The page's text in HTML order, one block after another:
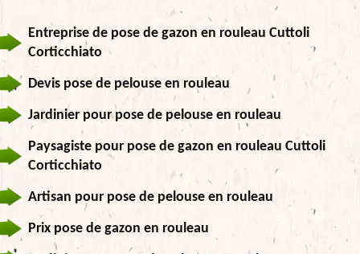
Entreprise de pose de gazon en rouleau Cuttoli
Corticchiato
Devis pose de pelouse en rouleau
Jardinier pour pose de pelouse en rouleau
Paysagiste pour pose de gazon en rouleau Cuttoli
Corticchiato
Artisan pour pose de pelouse en rouleau
Prix pose de gazon en rouleau